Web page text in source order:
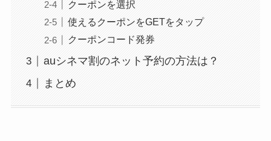
クーポンを選択
使えるクーポンをGETをタップ
クーポンコード発券
auシネマ割のネット予約の方法は？
まとめ